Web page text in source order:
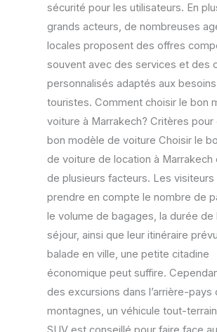
sécurité pour les utilisateurs. En
grands acteurs, de nombreuses
locales proposent des offres
souvent avec des services et des
personnalisés adaptés aux
touristes. Comment choisir le bon
voiture à Marrakech? Critères pour
bon modèle de voiture Choisir le
de voiture de location à Marrakech
de plusieurs facteurs. Les
prendre en compte le nombre de
le volume de bagages, la durée de
séjour, ainsi que leur itinéraire
balade en ville, une petite citadine
économique peut suffire.
des excursions dans l’arrière-pays
montagnes, un véhicule tout-